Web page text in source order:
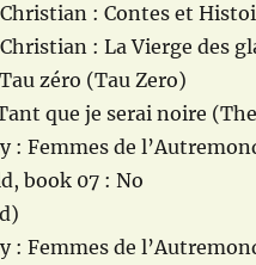
: Contes et
: La Vierge des
zéro (Tau Zero)
que je serai noire
: Femmes de
book 07 : No
: Femmes de